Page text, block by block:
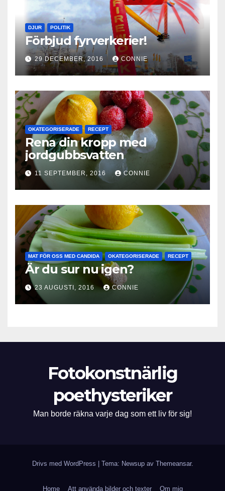
DJUR POLITIK
Förbjud fyrverkerier!
29 DECEMBER, 2016 CONNIE
OKATEGORISERADE RECEPT
Rena din kropp med
jordgubbsvatten
11 SEPTEMBER, 2016 CONNIE
MAT FÖR OSS MED CANDIDA OKATEGORISERADE RECEPT
Är du sur nu igen?
23 AUGUSTI, 2016 CONNIE
Fotokonstnärlig
poethysteriker
Man borde räkna varje dag som ett liv för sig!
Drivs med WordPress Tema: Newsup av Themeansar.
Home Att använda bilder och texter Om mig